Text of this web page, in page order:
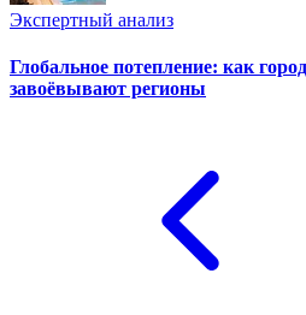
Экспертный анализ
Глобальное потепление: как
завоёвывают регионы